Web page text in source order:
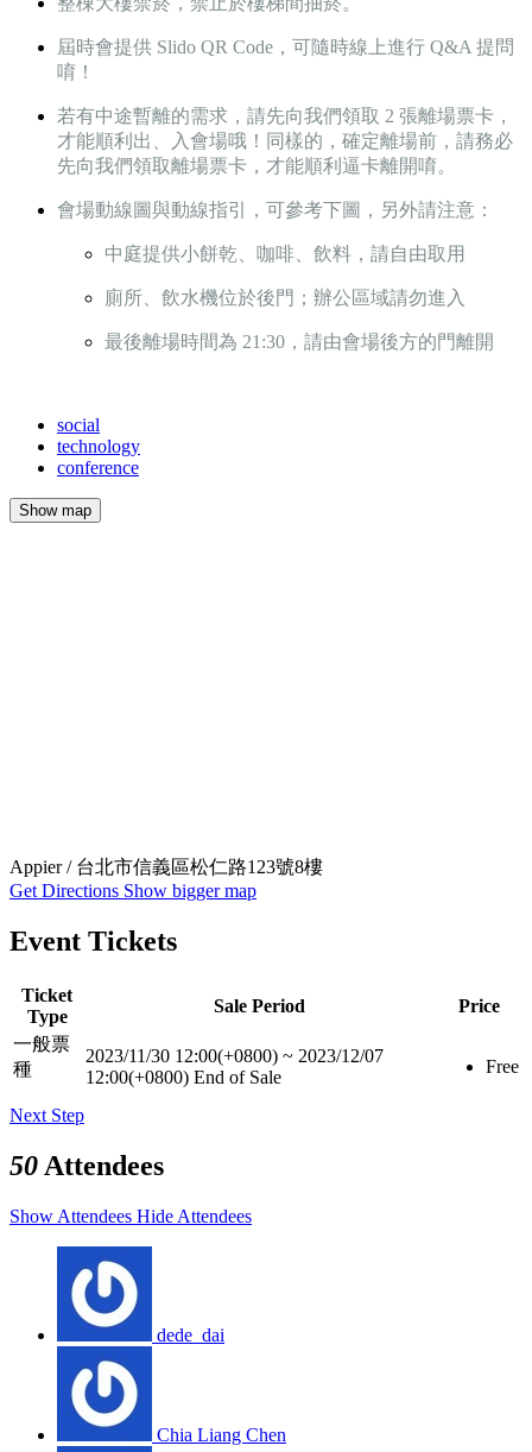
屆時會提供 Slido QR Code，可隨時線上進行 Q&A 提問
唷！
若有中途暫離的需求，請先向我們領取 2 張離場票卡，
才能順利出、入會場哦！同樣的，確定離場前，請務必
先向我們領取離場票卡，才能順利逼卡離開唷。
會場動線圖與動線指引，可參考下圖，另外請注意：
中庭提供小餅乾、咖啡、飲料，請自由取用
廁所、飲水機位於後門；辦公區域請勿進入
最後離場時間為 21:30，請由會場後方的門離開
social
technology
conference
Show map
Appier / 台北市信義區松仁路123號8樓
Get Directions Show bigger map
Event Tickets
Ticket
Type
Sale Period
Price
一般票
種
2023/11/30 12:00(+0800) ~ 2023/12/07
12:00(+0800) End of Sale
Free
Next Step
50 Attendees
Show Attendees Hide Attendees
dede_dai
Chia Liang Chen